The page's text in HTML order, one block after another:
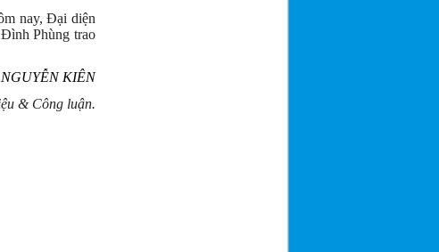
nay, Đại diện
Phùng trao
NGUYỄN KIÊN
& Công luận.